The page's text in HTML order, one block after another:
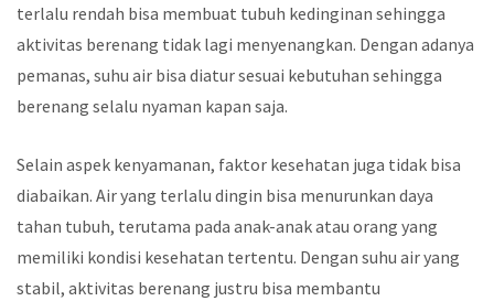
terlalu rendah bisa membuat tubuh kedinginan sehingga
aktivitas berenang tidak lagi menyenangkan. Dengan adanya
pemanas, suhu air bisa diatur sesuai kebutuhan sehingga
berenang selalu nyaman kapan saja.
Selain aspek kenyamanan, faktor kesehatan juga tidak bisa
diabaikan. Air yang terlalu dingin bisa menurunkan daya
tahan tubuh, terutama pada anak-anak atau orang yang
memiliki kondisi kesehatan tertentu. Dengan suhu air yang
stabil, aktivitas berenang justru bisa membantu